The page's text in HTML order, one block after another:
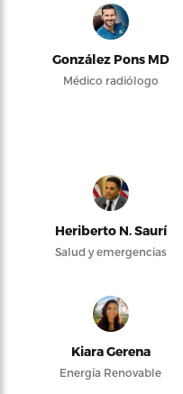
González Pons MD
Médico radiólogo
Heriberto N. Saurí
Salud y emergencias
Kiara Gerena
Energía Renovable